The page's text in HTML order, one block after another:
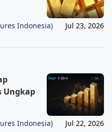
Indonesia) Jul 23, 2026
Ungkap
Indonesia) Jul 22, 2026